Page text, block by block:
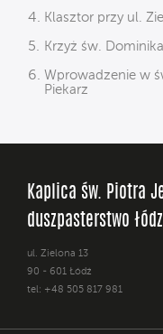
Klasztor przy ul.
Krzyż św. Dominika
Wprowadzenie w
Piekarz
Kaplica św. Piotra
duszpasterstwo
ul. Zielona 13
90 - 601 Łódź
tel: +48 505 817 981